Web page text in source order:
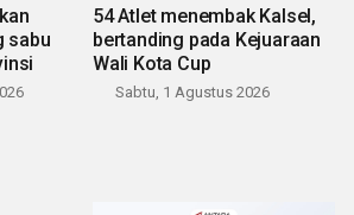
sabu
54 Atlet menembak Kalsel,
bertanding pada Kejuaraan
Wali Kota Cup
Sabtu, 1 Agustus 2026